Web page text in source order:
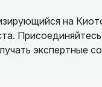
на
экспертные